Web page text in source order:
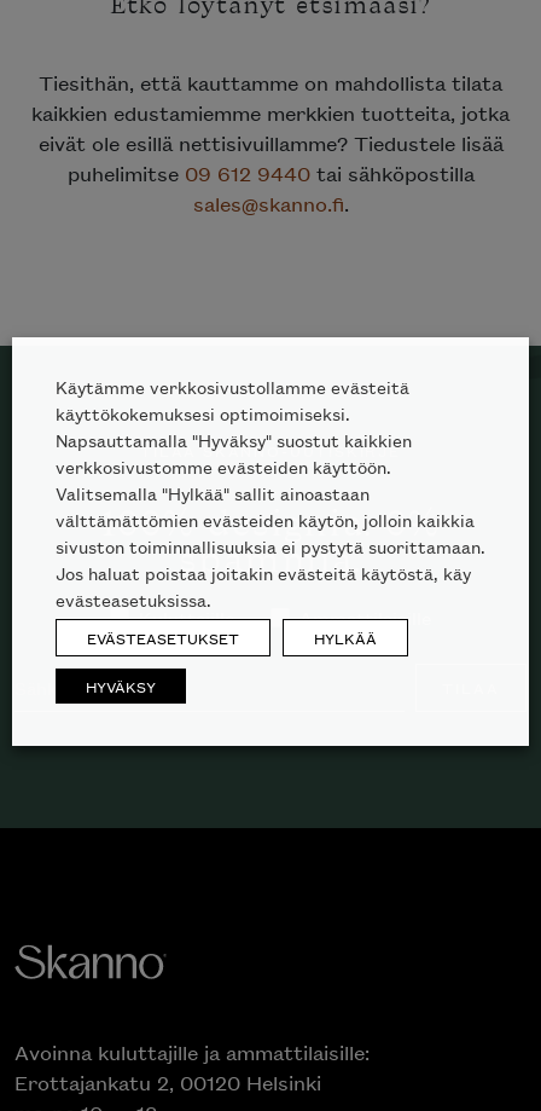
Etkö löytänyt etsimääsi?
Tiesithän, että kauttamme on mahdollista tilata
kaikkien edustamiemme merkkien tuotteita, jotka
eivät ole esillä nettisivuillamme? Tiedustele lisää
puhelimitse 09 612 9440tai sähköpostilla
sales@skanno.fi.
TILAA SKANNO-UUTISKIRJE
100% designia. 0%
spämmiä.
Kuluttajille Ammattilaisille
Avoinna kuluttajille ja ammattilaisille:
Erottajankatu 2, 00120 Helsinki
Käytämme verkkosivustollamme evästeitä
käyttökokemuksesi optimoimiseksi.
Napsauttamalla "Hyväksy" suostut kaikkien
verkkosivustomme evästeiden käyttöön.
Valitsemalla "Hylkää" sallit ainoastaan
välttämättömien evästeiden käytön, jolloin kaikkia
sivuston toiminnallisuuksia ei pystytä suorittamaan.
Jos haluat poistaa joitakin evästeitä käytöstä, käy
evästeasetuksissa.
EVÄSTEASETUKSET HYLKÄÄ
HYVÄKSY